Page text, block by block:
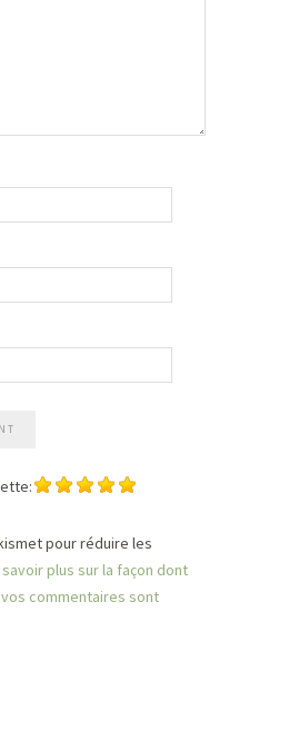
pour réduire les
savoir plus sur la façon dont
commentaires sont